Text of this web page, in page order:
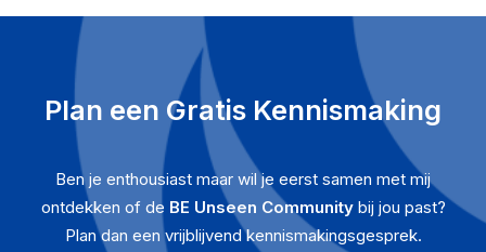
Plan een Gratis Kennismaking
Ben je enthousiast maar wil je eerst samen met mij
ontdekken of de BE Unseen Communitybij jou past?
Plan dan een vrijblijvend kennismakingsgesprek.